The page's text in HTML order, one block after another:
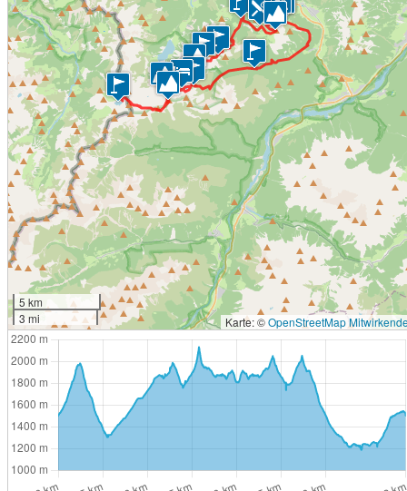
5 km
3 mi
Karte: ©OpenStreetMap